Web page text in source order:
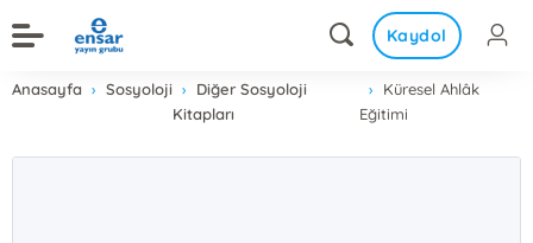
Kaydol
Anasayfa Sosyoloji
Diğer Sosyoloji
Kitapları
Küresel Ahlâk
Eğitimi